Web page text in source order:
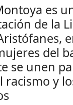
es
de la
del
se unen
racismo y